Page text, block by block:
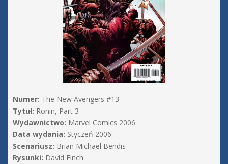
Numer: The New Avengers #13
Tytuł: Ronin, Part 3
Wydawnictwo: Marvel Comics 2006
Data wydania: Styczeń 2006
Scenariusz: Brian Michael Bendis
Rysunki: David Finch